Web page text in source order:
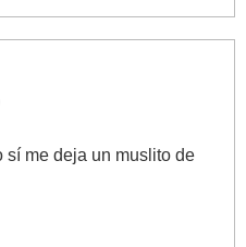
sí me deja un muslito de